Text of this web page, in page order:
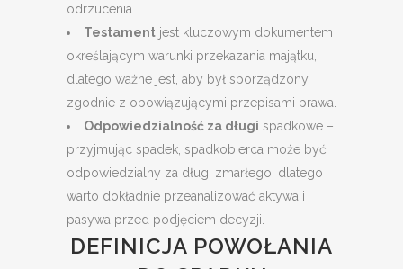
odrzucenia.
Testament jest kluczowym dokumentem
określającym warunki przekazania majątku,
dlatego ważne jest, aby był sporządzony
zgodnie z obowiązującymi przepisami prawa.
Odpowiedzialność za długi spadkowe –
przyjmując spadek, spadkobierca może być
odpowiedzialny za długi zmarłego, dlatego
warto dokładnie przeanalizować aktywa i
pasywa przed podjęciem decyzji.
DEFINICJA POWOŁANIA